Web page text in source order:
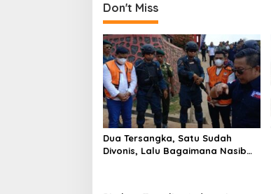
g
a
s
i
p
o
s
Don't Miss
Dua Tersangka, Satu Sudah
Divonis, Lalu Bagaimana Nasib